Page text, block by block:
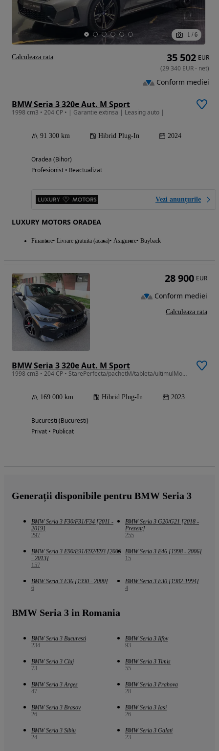
1 / 6
BMW Seria 3 320e Aut. M Sport
1998 cm3 • 204 CP • | Garantie extinsa | Leasing auto |
91 300 km Hibrid Plug-In 2024
Oradea (Bihor)
Profesionist • Reactualizat
Vezi anunțurile
LUXURY MOTORS ORADEA
Finantare Livrare gratuita (acasa) Asigurare Buyback
35 502 EUR
(29 340 EUR- net)
Conform mediei
Calculeaza rata
BMW Seria 3 320e Aut. M Sport
1998 cm3 • 204 CP • StarePerfecta/pachetM/tableta/ultimulModel/full
169 000 km Hibrid Plug-In 2023
Bucuresti (Bucuresti)
Privat • Publicat
28 900 EUR
Conform mediei
Calculeaza rata
Generații disponibile pentru BMW Seria 3
BMW Seria 3 F30/F31/F34 [2011 -
2019]
297
BMW Seria 3 G20/G21 [2018 -
Prezent]
255
BMW Seria 3 E90/E91/E92/E93 [2005
- 2013]
157
BMW Seria 3 E46 [1998 - 2006]
15
BMW Seria 3 E36 [1990 - 2000]
6
BMW Seria 3 E30 [1982-1994]
4
BMW Seria 3 in Romania
BMW Seria 3 Bucuresti
234
BMW Seria 3 Ilfov
93
BMW Seria 3 Cluj
73
BMW Seria 3 Timis
55
BMW Seria 3 Arges
47
BMW Seria 3 Prahova
28
BMW Seria 3 Brasov
26
BMW Seria 3 Iasi
26
BMW Seria 3 Sibiu
24
BMW Seria 3 Galati
23